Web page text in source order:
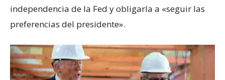
independencia de la Fed y obligarla a «seguir las
preferencias del presidente».